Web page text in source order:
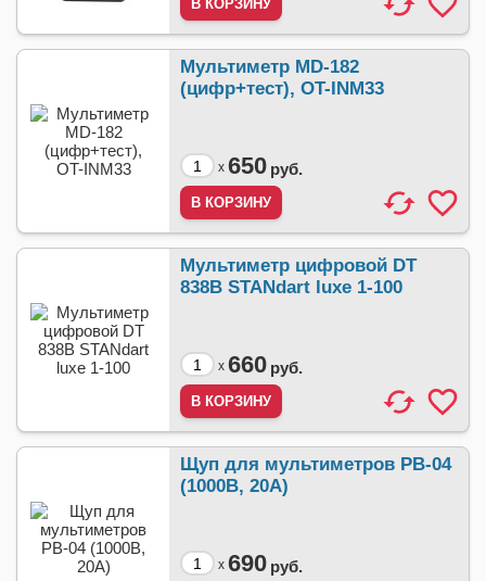
Мультиметр МD-182
(цифр+тест), OT-INM33
x 650 руб.
Мультиметр цифровой DT
838В STANdart luxe 1-100
x 660 руб.
Щуп для мультиметров PB-04
(1000В, 20А)
x 690 руб.